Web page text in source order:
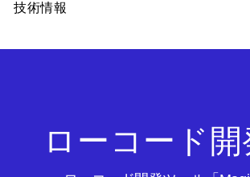
技術情報
ローコード